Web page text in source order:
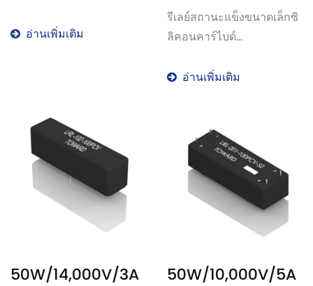
เป็นพิเศษ...
อ่านเพิ่มเติม
รีเลย์สถานะแข็งขนาดเล็กซิ
ลิคอนคาร์ไบด์...
อ่านเพิ่มเติม
50W/14,000V/3A
50W/10,000V/5A